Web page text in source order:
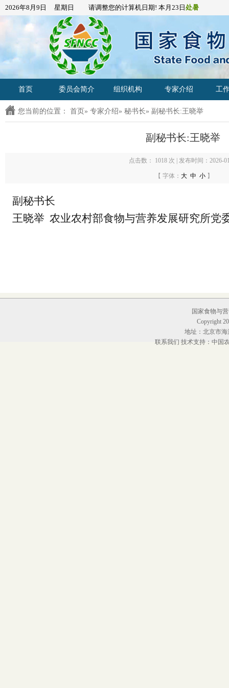
2026年8月9日 星期日 请调整您的计算机日期! 本月23日 处暑
首页 委员会简介 组织机构 专家介绍 工
您当前的位置： 首页 » 专家介绍» 秘书长» 副秘书长:王晓举
副秘书长:王晓举
点击数： 1018 次 | 发布时间：2026-
【 字体： 大 中 小 】
副秘书长
王晓举 农业农村部食物与营养发展研究所党
国家食物与
Copyright
地址：北京市海
联系我们 技术支持：中国